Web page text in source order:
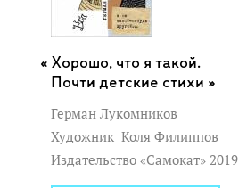
Хорошо, что я такой.
Почти детские стихи »
Герман Лукомников
Художник Коля Филиппов
Издательство «Самокат» 2019